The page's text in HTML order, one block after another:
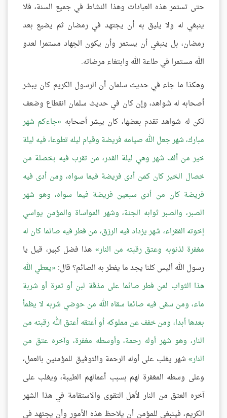
حتى تستمر هذه العبادات وهذا النشاط في جميع السنة، فلا
ينبغي له ولا يليق به أن يجتهد في رمضان ثم يضيع بعد
رمضان، بل ينبغي أن يستمر وأن يكون الجهاد مستمرا لعدو
الله مستمرا في طاعة الله وابتغاء مرضاته.
وهكذا ما جاء في حديث سلمان أن الرسول الكريم كان يبشر
أصحابه له شواهد، وإن كان في حديث سلمان انقطاع وضعف
لكن له شواهد تقدم بعضها، كان يبشر أصحابه جاءكم شهر
مبارك، شهر جعل الله صيامه فريضة وقيام ليله تطوعا، فيه ليلة
خير من ألف شهر وهي ليلة القدر، من تقرب فيه بخصلة من
خصال الخير كان كمن أدى فريضة فيما سواه، ومن أدى فيه
فريضة كان من أدى سبعين فريضة فيما سواه، وهو شهر
الصبر، والصبر ثوابه الجنة، وشهر المواساة والمؤمن يواسي
إخوته الفقراء، شهر يزداد فيه الرزق، من فطر فيه صائما كان له
مغفرة لذنوبه وعتق رقبته من النار هذا فضل كبير، قيل يا
رسول الله أليس كلنا يجد ما يفطر به الصائم؟ قال: يعطي الله
هذا الثواب لمن فطر صائما على مذقة لبن أو تمرة أو شربة
ماء، ومن سقى فيه صائما سقاه الله من حوضي شربه لا يظمأ
بعدها أبدا، ومن خفف عن مملوكه أو أعتقه أعتق الله رقبته من
النار، وهو شهر أوله رحمة، وأوسطه مغفرة، وآخره عتق من
النار شهر يغلب على أوله الرحمة والتوفيق للمؤمنين بالعمل،
وعلى وسطه المغفرة لهم بسبب أعمالهم الطيبة، ويغلب على
آخره العتق من النار لأهل التقوى والاستقامة في هذا الشهر
الكريم، فينبغي للمؤمن أن يلاحظ هذه الأمور وأن يجتهد في